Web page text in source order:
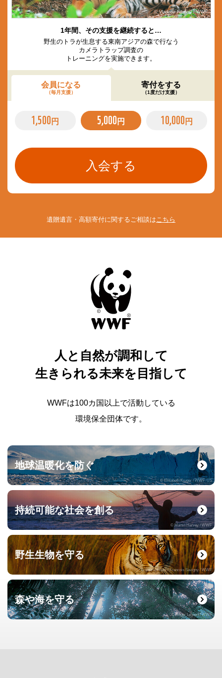
© Vladimir Filonov / WWF
1年間、その支援を継続すると…
野生のトラが生息する東南アジアの森で行なう
カメラトラップ調査の
トレーニングを実施できます。
会員になる
（毎月支援）
寄付をする
（1度だけ支援）
1,500 円 5,000 円 10,000 円
遺贈遺言・高額寄付に関するご相談はこちら
人と自然が調和して
生きられる未来を目指して
WWFは100カ国以上で活動している
環境保全団体です。
地球温暖化を防ぐ
© Elisabeth Kruger / WWF-US
持続可能な社会を創る
© Martin Harvey / WWF
野生生物を守る
© naturepl.com / Francois Savigny / WWF
森や海を守る
© Roger Leguen / WWF